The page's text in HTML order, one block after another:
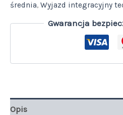
średnia, Wyjazd integracyjny
Gwarancja
Opis